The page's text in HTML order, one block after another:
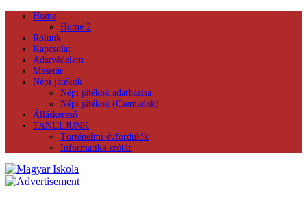
Home
Home 2
Rólunk
Kapcsolat
Adatvédelem
Mesetár
Népi játékok
Népi játékok adatbázisa
Népi játékok (Csemadok)
Álláskereső
TANULJUNK
Történelmi évfordulók
Informatika szótár